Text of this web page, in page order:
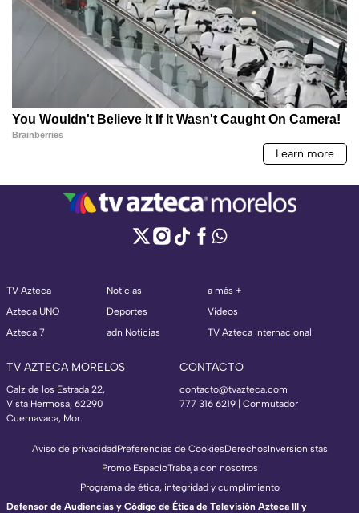
TV Azteca
Azteca UNO
Azteca 7
Noticias
Deportes
adn Noticias
a más +
Videos
TV Azteca Internacional
TV AZTECA MORELOS
Calz de los Estrada 22,
Vista Hermosa, 62290
Cuernavaca, Mor.
CONTACTO
contacto@tvazteca.com
777 316 6219 | Conmutador
Aviso de privacidadPreferencias de CookiesDerechosInversionistas
Promo EspacioTrabaja con nosotros
Programa de ética, integridad y cumplimiento
Defensor de Audiencias y Código de Ética de Televisión Azteca III y